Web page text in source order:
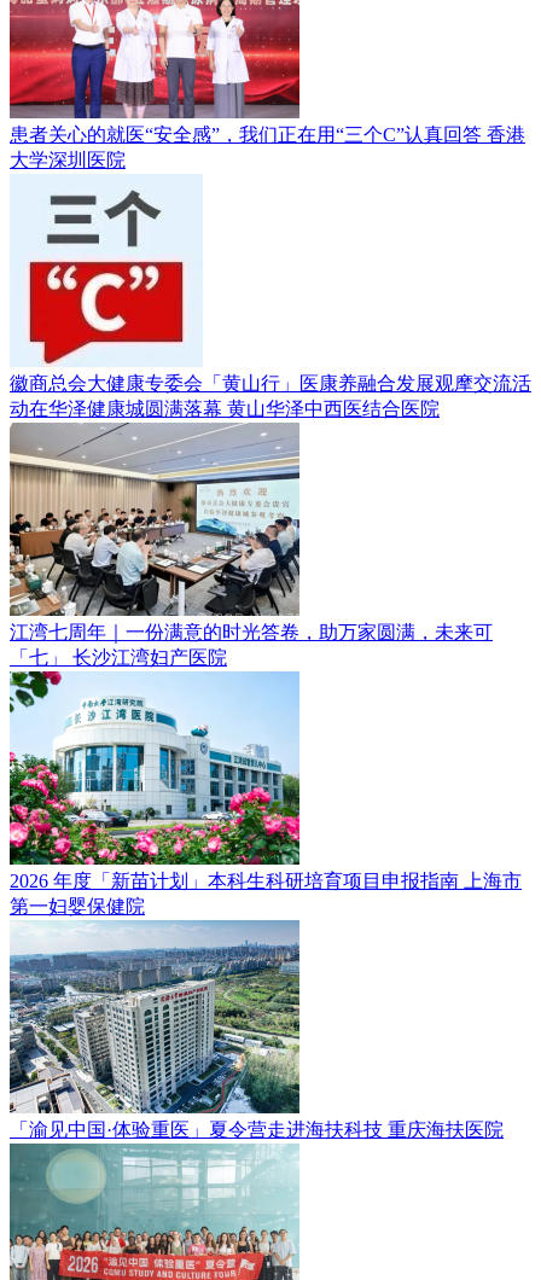
患者关心的就医“安全感”，我们正在用“三个C”认真回答 香港
大学深圳医院
徽商总会大健康专委会「黄山行」医康养融合发展观摩交流活
动在华泽健康城圆满落幕 黄山华泽中西医结合医院
江湾七周年｜一份满意的时光答卷，助万家圆满，未来可
「七」 长沙江湾妇产医院
2026 年度「新苗计划」本科生科研培育项目申报指南
上海市
第一妇婴保健院
「渝见中国·体验重医」夏令营走进海扶科技 重庆海扶医院